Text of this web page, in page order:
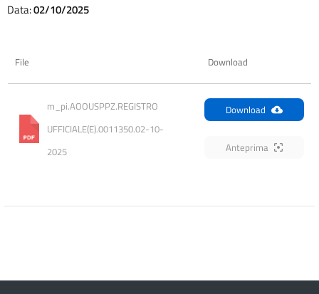
Data:02/10/2025
File Download
m_pi.AOOUSPPZ.REGISTRO
UFFICIALE(E).0011350.02-10-
2025
Download
Anteprima